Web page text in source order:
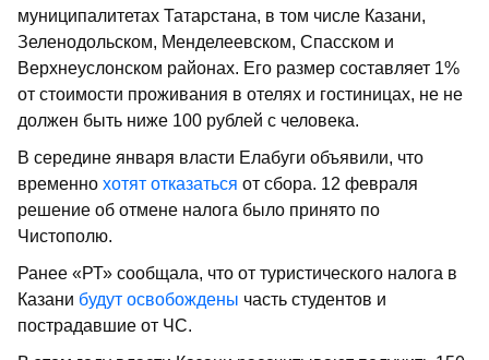
муниципалитетах Татарстана, в том числе Казани,
Зеленодольском, Менделеевском, Спасском и
Верхнеуслонском районах. Его размер составляет 1%
от стоимости проживания в отелях и гостиницах, не не
должен быть ниже 100 рублей с человека.
В середине января власти Елабуги объявили, что
временно хотят отказаться от сбора. 12 февраля
решение об отмене налога было принято по
Чистополю.
Ранее «РТ» сообщала, что от туристического налога в
Казани будут освобождены часть студентов и
пострадавшие от ЧС.